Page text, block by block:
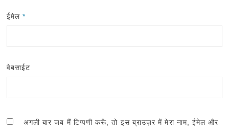
ईमेल*
वेबसाईट
अगली बार जब मैं टिप्पणी करूँ, तो इस ब्राउज़र में मेरा नाम, ईमेल और